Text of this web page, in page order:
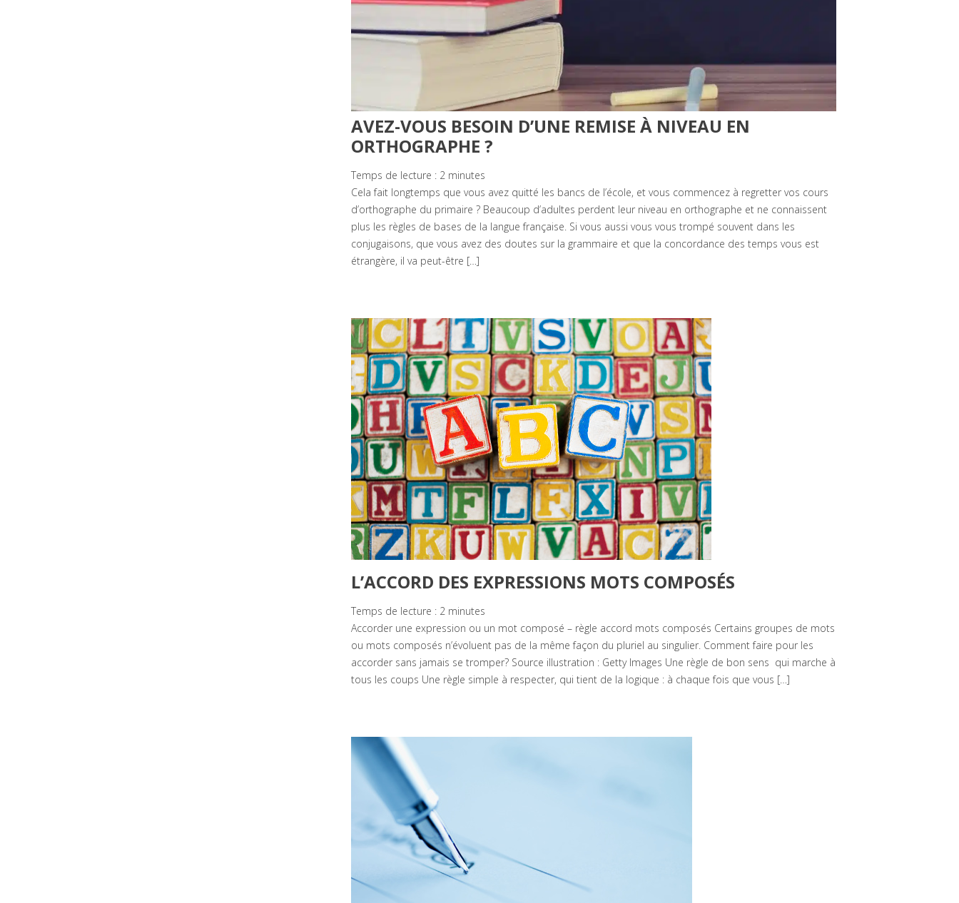
AVEZ-VOUS BESOIN D’UNE REMISE À NIVEAU EN
ORTHOGRAPHE ?
Temps de lecture : 2 minutes
Cela fait longtemps que vous avez quitté les bancs de l’école, et vous commencez à regretter vos cours
d’orthographe du primaire ? Beaucoup d’adultes perdent leur niveau en orthographe et ne connaissent
plus les règles de bases de la langue française. Si vous aussi vous vous trompé souvent dans les
conjugaisons, que vous avez des doutes sur la grammaire et que la concordance des temps vous est
étrangère, il va peut-être […]
L’ACCORD DES EXPRESSIONS MOTS COMPOSÉS
Temps de lecture : 2 minutes
Accorder une expression ou un mot composé – règle accord mots composés Certains groupes de mots
ou mots composés n’évoluent pas de la même façon du pluriel au singulier. Comment faire pour les
accorder sans jamais se tromper? Source illustration : Getty Images Une règle de bon sens qui marche à
tous les coups Une règle simple à respecter, qui tient de la logique : à chaque fois que vous […]